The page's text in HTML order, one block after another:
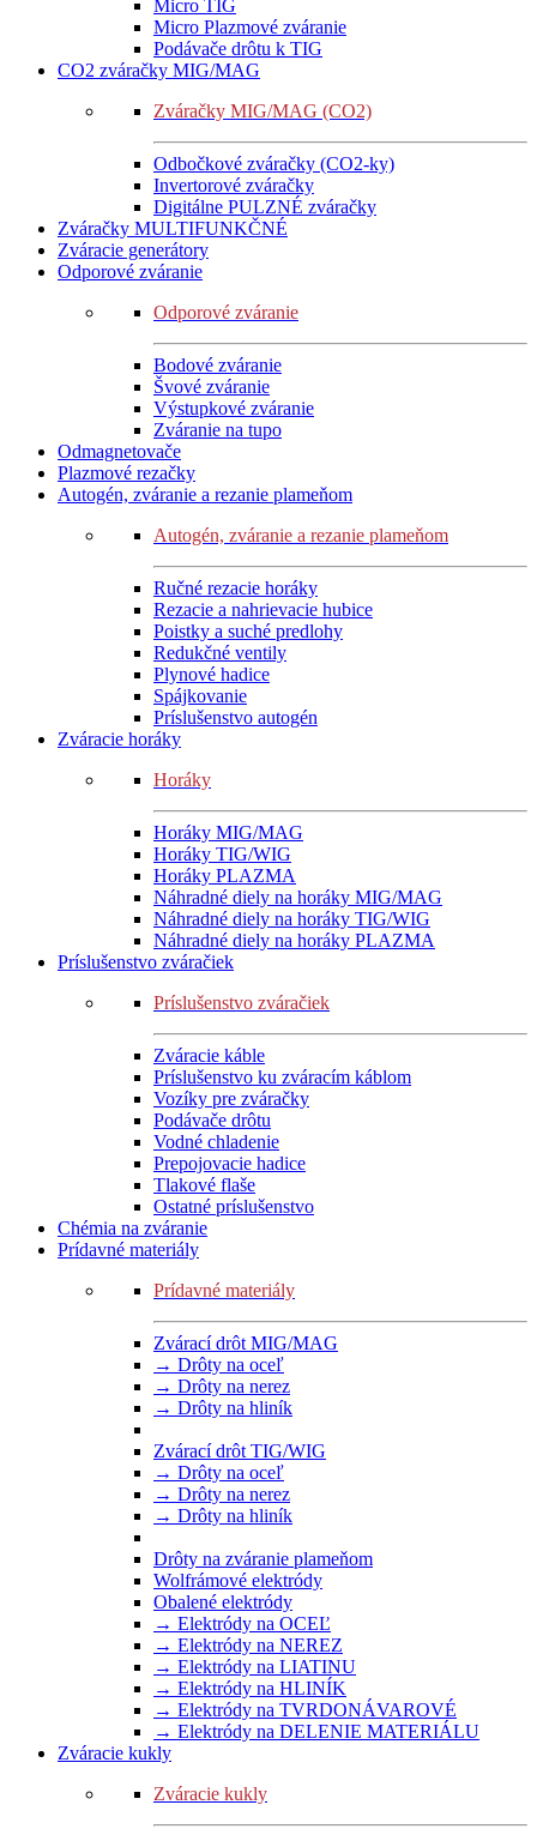
Micro TIG
Micro Plazmové zváranie
Podávače drôtu k TIG
CO2 zváračky MIG/MAG
Zváračky MIG/MAG (CO2)
Odbočkové zváračky (CO2-ky)
Invertorové zváračky
Digitálne PULZNÉ zváračky
Zváračky MULTIFUNKČNÉ
Zváracie generátory
Odporové zváranie
Odporové zváranie
Bodové zváranie
Švové zváranie
Výstupkové zváranie
Zváranie na tupo
Odmagnetovače
Plazmové rezačky
Autogén, zváranie a rezanie plameňom
Autogén, zváranie a rezanie plameňom
Ručné rezacie horáky
Rezacie a nahrievacie hubice
Poistky a suché predlohy
Redukčné ventily
Plynové hadice
Spájkovanie
Príslušenstvo autogén
Zváracie horáky
Horáky
Horáky MIG/MAG
Horáky TIG/WIG
Horáky PLAZMA
Náhradné diely na horáky MIG/MAG
Náhradné diely na horáky TIG/WIG
Náhradné diely na horáky PLAZMA
Príslušenstvo zváračiek
Príslušenstvo zváračiek
Zváracie káble
Príslušenstvo ku zváracím káblom
Vozíky pre zváračky
Podávače drôtu
Vodné chladenie
Prepojovacie hadice
Tlakové flaše
Ostatné príslušenstvo
Chémia na zváranie
Prídavné materiály
Prídavné materiály
Zvárací drôt MIG/MAG
→ Drôty na oceľ
→ Drôty na nerez
→ Drôty na hliník
Zvárací drôt TIG/WIG
→ Drôty na oceľ
→ Drôty na nerez
→ Drôty na hliník
Drôty na zváranie plameňom
Wolfrámové elektródy
Obalené elektródy
→ Elektródy na OCEĽ
→ Elektródy na NEREZ
→ Elektródy na LIATINU
→ Elektródy na HLINÍK
→ Elektródy na TVRDONÁVAROVÉ
→ Elektródy na DELENIE MATERIÁLU
Zváracie kukly
Zváracie kukly